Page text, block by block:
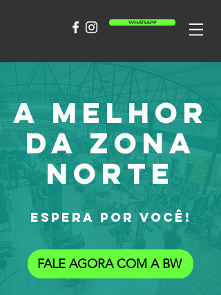
WHATSAPP
A MELHOR
DA ZONA
NORTE
ESPERA POR VOCÊ!
FALE AGORA COM A BW